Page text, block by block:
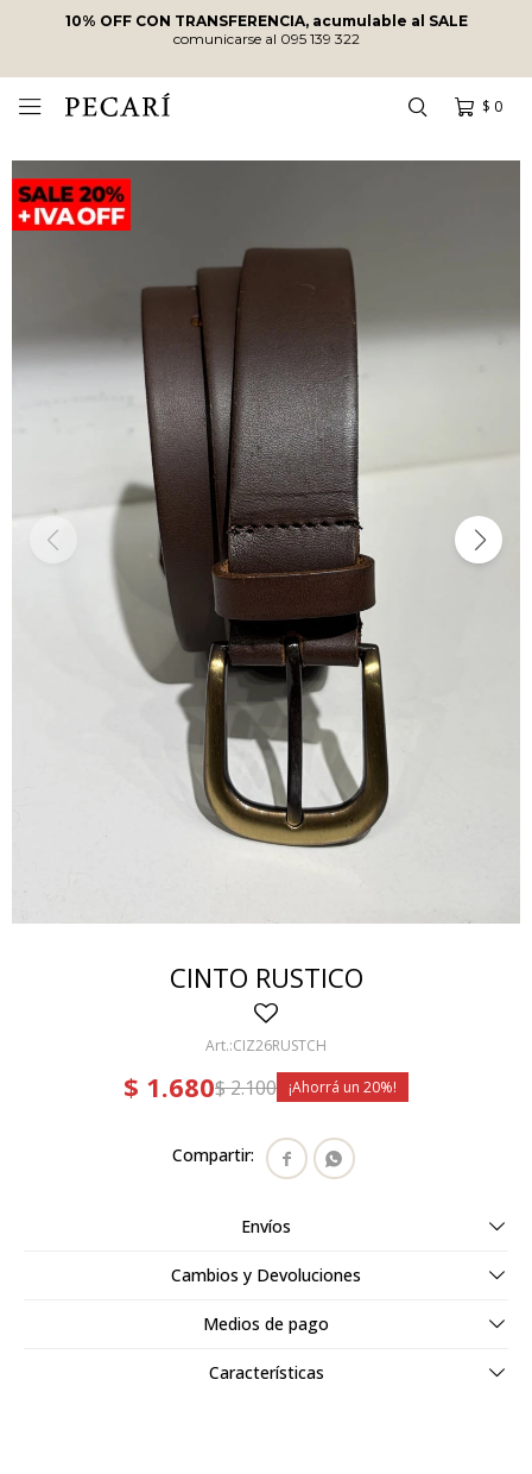
10% OFF CON TRANSFERENCIA, acumulable al SALE
comunicarse al 095 139 322
$ 0

CINTO RUSTICO
CIZ26RUSTCH
$ 1.680$2.100 20
 
Envíos
Cambios y Devoluciones
Medios de pago
Características